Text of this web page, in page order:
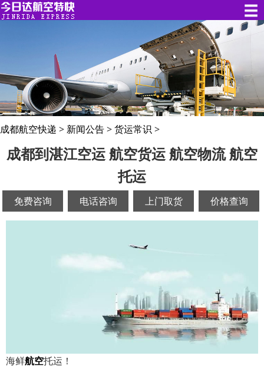
成都航空快递 > 新闻公告>货运常识 >
成都到湛江空运 航空货运 航空物流 航空
托运
免费咨询 电话咨询 上门取货 价格查询
海鲜航空托运！